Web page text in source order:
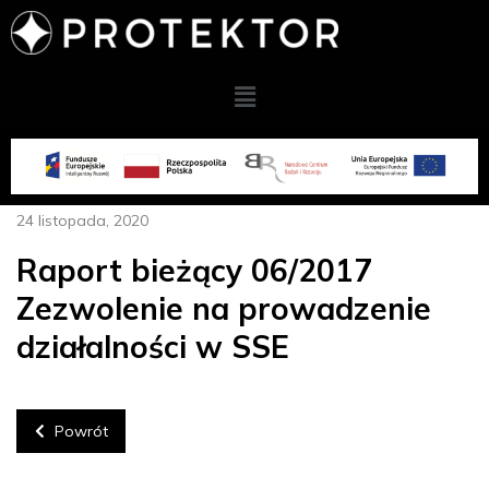
Powrót
24 listopada, 2020
Raport bieżący 06/2017
Zezwolenie na prowadzenie
działalności w SSE